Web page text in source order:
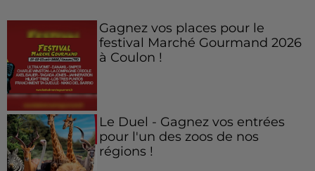
Gagnez vos places pour le
festival Marché Gourmand 2026
à Coulon !
Le Duel - Gagnez vos entrées
pour l'un des zoos de nos
régions !